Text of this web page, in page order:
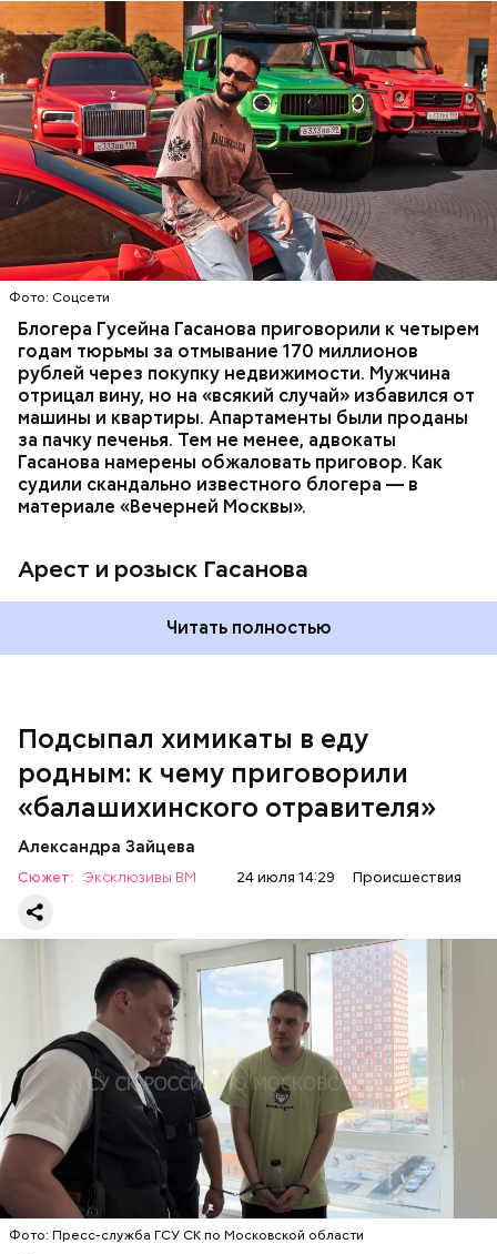
Фото: Соцсети
Блогера Гусейна Гасанова приговорили к четырем
годам тюрьмы за отмывание 170 миллионов
рублей через покупку недвижимости. Мужчина
отрицал вину, но на «всякий случай» избавился от
машины и квартиры. Апартаменты были проданы
за пачку печенья. Тем не менее, адвокаты
Гасанова намерены обжаловать приговор. Как
судили скандально известного блогера — в
материале «Вечерней Москвы».
Арест и розыск Гасанова
В мае 2025 года МВД РФ объявило в
международный розыскблогера Гусейна Гасанова.
В его отношении возбудили уголовное дело о
неуплате налогов и легализации преступных
доходов в особо крупном размере. В тот же день
мужчину заочно арестовали.
Фото: База розыска МВД РФ
Читать полностью
НАЛОГИ ПОИСК ЛЮДЕЙ ДЕНЬГИ
МВД
ГАСАН ГУСЕЙНОВ
Подсыпал химикаты в еду
родным: к чему приговорили
«балашихинского отравителя»
Александра Зайцева
Сюжет: Эксклюзивы ВМ 24 июля 14:29 Происшествия
Фото: Пресс-служба ГСУ СК по Московской области
Все началось в июне, когда двое супругов
обратились в местную больницу с жалобами на
плохое самочувствие. Врачи не смогли поставить
им точный диагноз, после чего анализы
потерпевших направили на экспертизу. В них
специалисты обнаружили сильнодействующий
химикат дихлорэтан, который не мог попасть в
организм супругов случайно. То же самое вещество
нашли в еде, изъятой из квартиры пострадавших.
Play
Video
Видео: пресс-служба ГСУ СК по Московской области
Началось расследование. В квартире потерпевших
Также отравленную пищу ела его младшая сестра.
Молодого человека задержали. На первом же
допросе он признался, что планировал отравить
только отчима. Тогда следователи посчитали, что
мотивом преступления была квартира родителей,
которая в случае их смерти перешла бы сыну. Но
спустя несколько дней Миссюра заявил, что ранее
уже травил других людей.
ОТРАВЛЕНИЯ БАЛАШИХА
РОДИТЕЛИ
СЛЕДСТВЕННЫЙ КОМИТЕТ
ЭКСПЕРТИЗЫ